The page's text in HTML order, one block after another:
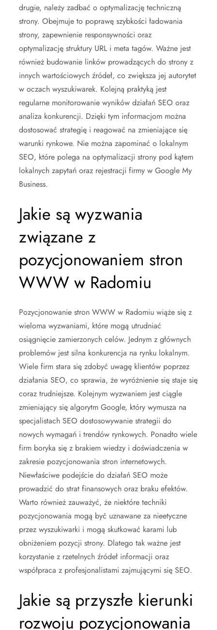
drugie, należy zadbać o optymalizację techniczną
strony. Obejmuje to poprawę szybkości ładowania
strony, zapewnienie responsywności oraz
optymalizację struktury URL i meta tagów. Ważne jest
również budowanie linków prowadzących do strony z
innych wartościowych źródeł, co zwiększa jej autorytet
w oczach wyszukiwarek. Kolejną praktyką jest
regularne monitorowanie wyników działań SEO oraz
analiza konkurencji. Dzięki tym informacjom można
dostosować strategię i reagować na zmieniające się
warunki rynkowe. Nie można zapominać o lokalnym
SEO, które polega na optymalizacji strony pod kątem
lokalnych zapytań oraz rejestracji firmy w Google My
Business.
Jakie są wyzwania
związane z
pozycjonowaniem stron
WWW w Radomiu
Pozycjonowanie stron WWW w Radomiu wiąże się z
wieloma wyzwaniami, które mogą utrudniać
osiągnięcie zamierzonych celów. Jednym z głównych
problemów jest silna konkurencja na rynku lokalnym.
Wiele firm stara się zdobyć uwagę klientów poprzez
działania SEO, co sprawia, że wyróżnienie się staje się
coraz trudniejsze. Kolejnym wyzwaniem jest ciągle
zmieniający się algorytm Google, który wymusza na
specjalistach SEO dostosowywanie strategii do
nowych wymagań i trendów rynkowych. Ponadto wiele
firm boryka się z brakiem wiedzy i doświadczenia w
zakresie pozycjonowania stron internetowych.
Niewłaściwe podejście do działań SEO może
prowadzić do strat finansowych oraz braku efektów.
Warto również zauważyć, że niektóre techniki
pozycjonowania mogą być uznawane za nieetyczne
przez wyszukiwarki i mogą skutkować karami lub
obniżeniem pozycji strony. Dlatego tak ważne jest
korzystanie z rzetelnych źródeł informacji oraz
współpraca z profesjonalistami zajmującymi się SEO.
Jakie są przyszłe kierunki
rozwoju pozycjonowania